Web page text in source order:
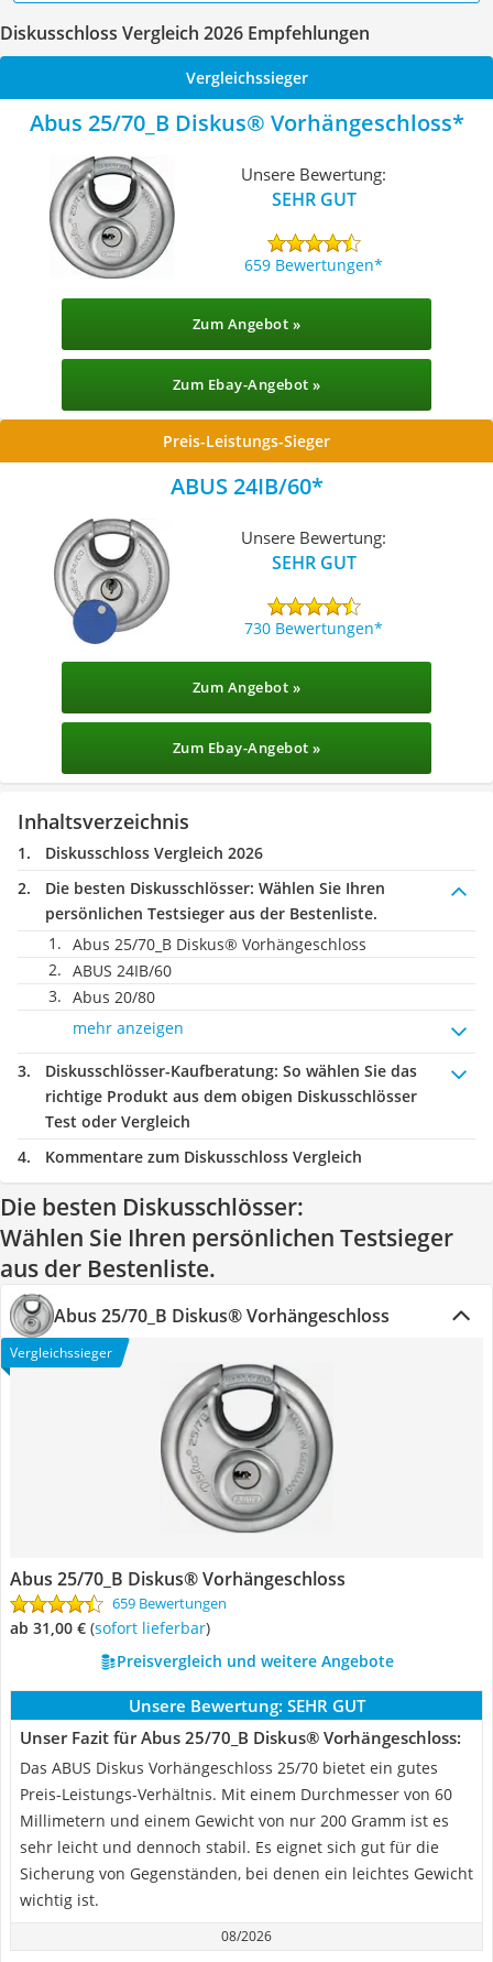
Diskusschloss Vergleich 2026 Empfehlungen
Vergleichssieger
Abus 25/70_B Diskus® Vorhängeschloss
Unsere Bewertung:
SEHR GUT
659 Bewertungen
Zum Angebot »
Zum Ebay-Angebot »
Preis-Leistungs-Sieger
ABUS 24IB/60
Unsere Bewertung:
SEHR GUT
730 Bewertungen
Zum Angebot »
Zum Ebay-Angebot »
Inhaltsverzeichnis
Diskusschloss Vergleich 2026
Die besten Diskusschlösser: Wählen Sie Ihren
persönlichen Testsieger aus der Bestenliste.
Abus 25/70_B Diskus® Vorhängeschloss
ABUS 24IB/60
Abus 20/80
mehr anzeigen
Diskusschlösser-Kaufberatung: So wählen Sie das
richtige Produkt aus dem obigen Diskusschlösser
Test oder Vergleich
Kommentare zum Diskusschloss Vergleich
Die besten Diskusschlösser:
Wählen Sie Ihren persönlichen Testsieger
aus der Bestenliste.
Abus 25/70_B Diskus® Vorhängeschloss
Vergleichssieger
Abus 25/70_B Diskus® Vorhängeschloss
659 Bewertungen
ab 31,00 € ( Sofort lieferbar)
Preisvergleich und weitere Angebote
Unsere Bewertung: SEHR GUT
Unser Fazit für Abus 25/70_B Diskus® Vorhängeschloss:
Das ABUS Diskus Vorhängeschloss 25/70 bietet ein gutes
Preis-Leistungs-Verhältnis. Mit einem Durchmesser von 60
Millimetern und einem Gewicht von nur 200 Gramm ist es
sehr leicht und dennoch stabil. Es eignet sich gut für die
Sicherung von Gegenständen, bei denen ein leichtes Gewicht
wichtig ist.
08/2026